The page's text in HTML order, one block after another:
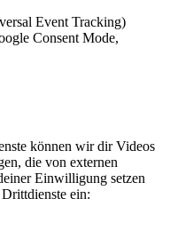
Event Tracking)
Consent Mode,
können wir dir Videos
die von externen
Einwilligung setzen
ein: